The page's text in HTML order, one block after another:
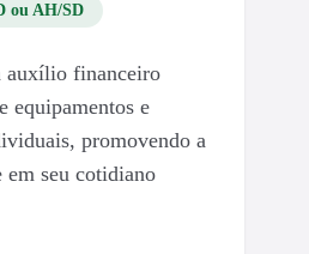
ou AH/SD
auxílio financeiro
equipamentos e
promovendo a
em seu cotidiano